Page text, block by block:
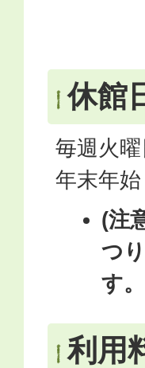
休館
毎週火
年末年
(注
つ
す。
利用